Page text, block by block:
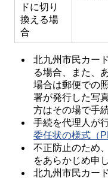
ドに切り
換える場
合
北九州市民カー
る場合、また、
場合は郵便での
署が発行した写
方はその場で手
手続を代理人が
委任状の様式（
不正防止のため
をあらかじめ申
北九州市民カー